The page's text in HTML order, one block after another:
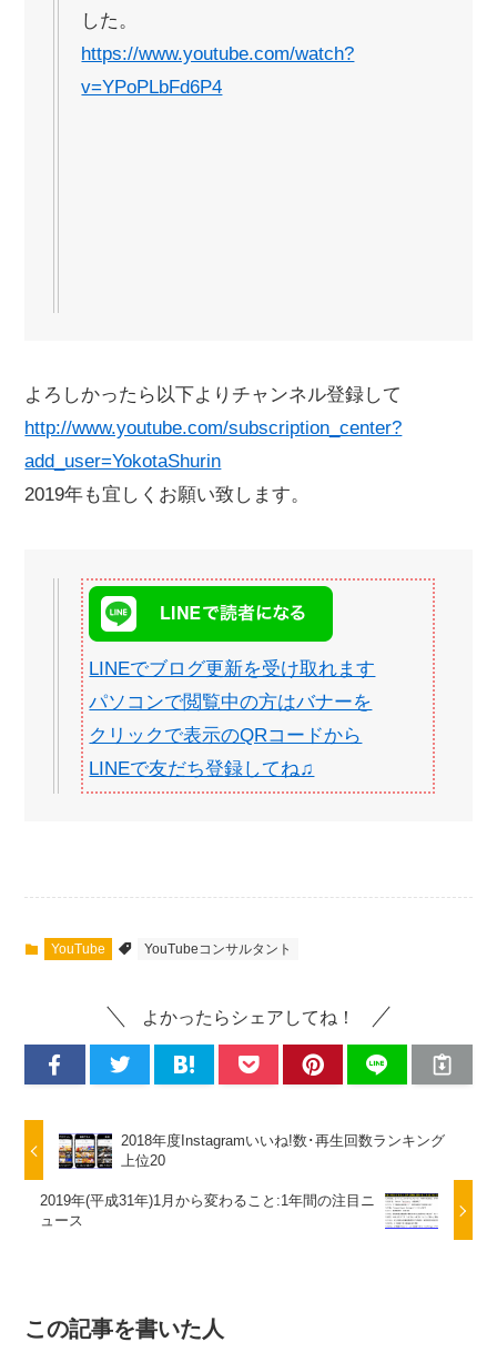
した。
https://www.youtube.com/watch?
v=YPoPLbFd6P4
よろしかったら以下よりチャンネル登録して
http://www.youtube.com/subscription_center?
add_user=YokotaShurin
2019年も宜しくお願い致します。
LINEでブログ更新を受け取れます
パソコンで閲覧中の方はバナーを
クリックで表示のQRコードから
LINEで友だち登録してね♫
YouTube YouTubeコンサルタント
よかったらシェアしてね！
2018年度Instagramいいね!数･再生回数ランキング
上位20
2019年(平成31年)1月から変わること:1年間の注目ニ
ュース
この記事を書いた人